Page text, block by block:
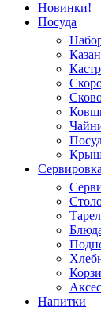
Новинки!
Посуда
Сервировка
Напитки